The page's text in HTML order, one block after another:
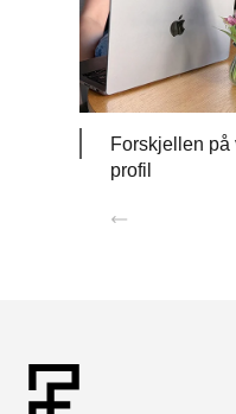
Forskjellen
profil